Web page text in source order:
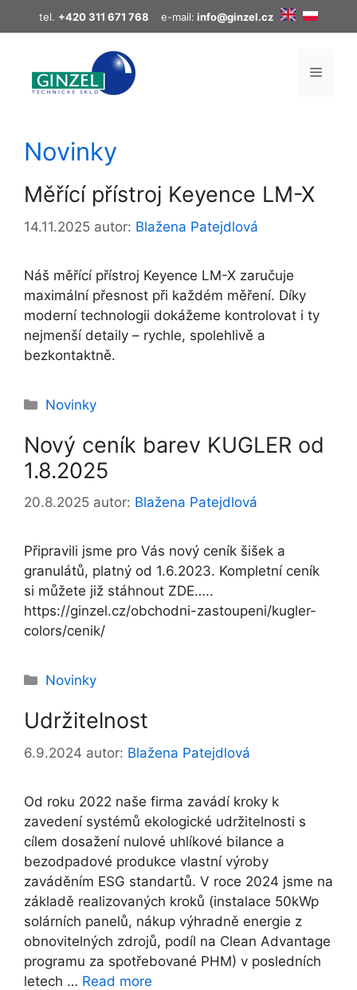
Přeskočit
na
tel. +420 311 671 768 e-mail: info@ginzel.cz
MENU
Novinky
Měřící přístroj Keyence LM-X
14.11.2025 autor: Blažena Patejdlová
Náš měřící přístroj Keyence LM-X zaručuje
maximální přesnost při každém měření. Díky
moderní technologii dokážeme kontrolovat i ty
nejmenší detaily – rychle, spolehlivě a
bezkontaktně.
Rubriky
Novinky
Nový ceník barev KUGLER od
1.8.2025
20.8.2025 autor: Blažena Patejdlová
Připravili jsme pro Vás nový ceník šišek a
granulátů, platný od 1.6.2023. Kompletní ceník
si můžete již stáhnout ZDE…..
https://ginzel.cz/obchodni-zastoupeni/kugler-
colors/cenik/
Rubriky
Novinky
Udržitelnost
6.9.2024 autor: Blažena Patejdlová
Od roku 2022 naše firma zavádí kroky k
zavedení systémů ekologické udržitelnosti s
cílem dosažení nulové uhlíkové bilance a
bezodpadové produkce vlastní výroby
zaváděním ESG standartů. V roce 2024 jsme na
základě realizovaných kroků (instalace 50kWp
solárních panelů, nákup výhradně energie z
obnovitelných zdrojů, podíl na Clean Advantage
programu za spotřebované PHM) v posledních
letech … Read more